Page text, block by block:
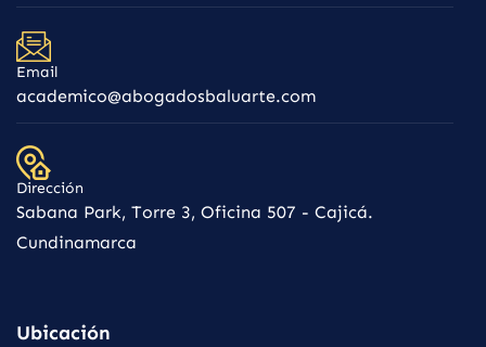
Email
academico@abogadosbaluarte.com
Dirección
Sabana Park, Torre 3, Oficina 507 - Cajicá.
Cundinamarca
Ubicación